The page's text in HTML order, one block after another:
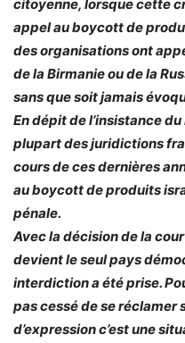
citoyenne, lorsque cette
appel au boycott de
des organisations ont
de la Birmanie ou de la
sans que soit jamais
En dépit de l’insistance
plupart des juridictions
cours de ces dernières
au boycott de produits
pénale.
Avec la décision de la
devient le seul pays
interdiction a été prise.
pas cessé de se réclamer
d’expression c’est une